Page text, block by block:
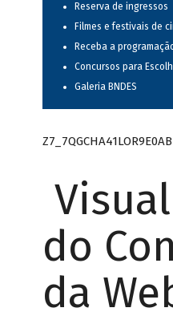
Reserva de ingressos
Filmes e festivais de
Receba a
Concursos para
Galeria BNDES
do
da